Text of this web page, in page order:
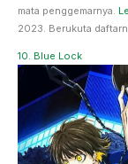
mata penggemarnya.
2023. Berukuta
10. Blue Lock